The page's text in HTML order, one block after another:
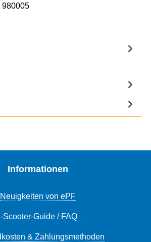
980005
Informationen
Neuigkeiten von ePF
Scooter-Guide / FAQ
& Zahlungsmethoden